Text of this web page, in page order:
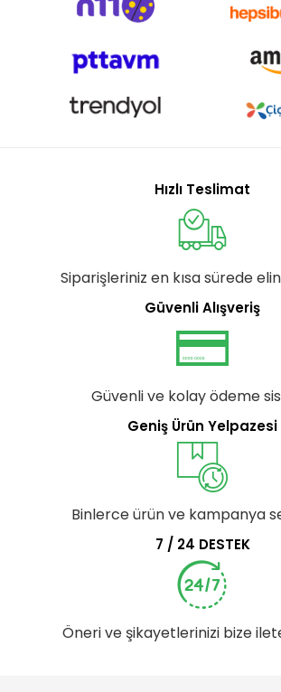
Hızlı Teslimat
Siparişleriniz en kısa sürede
Güvenli Alışveriş
Güvenli ve kolay ödeme
Geniş Ürün Yelpazesi
Binlerce ürün ve kampanya
7 / 24 DESTEK
Öneri ve şikayetlerinizi bize